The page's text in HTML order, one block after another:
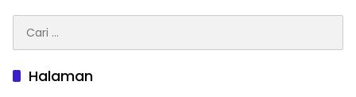
untuk:
Halaman